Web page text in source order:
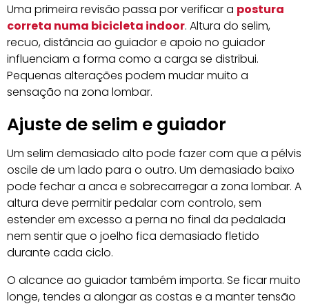
Uma primeira revisão passa por verificar a postura
correta numa bicicleta indoor. Altura do selim,
recuo, distância ao guiador e apoio no guiador
influenciam a forma como a carga se distribui.
Pequenas alterações podem mudar muito a
sensação na zona lombar.
Ajuste de selim e guiador
Um selim demasiado alto pode fazer com que a pélvis
oscile de um lado para o outro. Um demasiado baixo
pode fechar a anca e sobrecarregar a zona lombar. A
altura deve permitir pedalar com controlo, sem
estender em excesso a perna no final da pedalada
nem sentir que o joelho fica demasiado fletido
durante cada ciclo.
O alcance ao guiador também importa. Se ficar muito
longe, tendes a alongar as costas e a manter tensão